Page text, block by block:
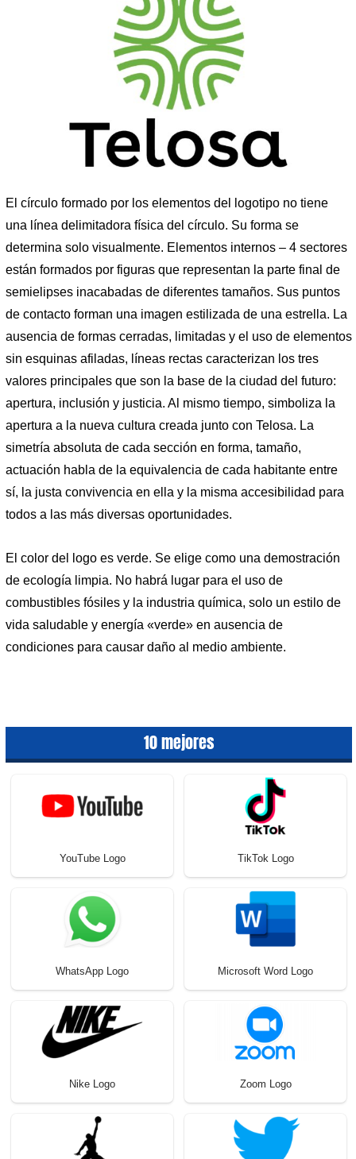
El círculo formado por los elementos del logotipo no tiene
una línea delimitadora física del círculo. Su forma se
determina solo visualmente. Elementos internos – 4 sectores
están formados por figuras que representan la parte final de
semielipses inacabadas de diferentes tamaños. Sus puntos
de contacto forman una imagen estilizada de una estrella. La
ausencia de formas cerradas, limitadas y el uso de elementos
sin esquinas afiladas, líneas rectas caracterizan los tres
valores principales que son la base de la ciudad del futuro:
apertura, inclusión y justicia. Al mismo tiempo, simboliza la
apertura a la nueva cultura creada junto con Telosa. La
simetría absoluta de cada sección en forma, tamaño,
actuación habla de la equivalencia de cada habitante entre
sí, la justa convivencia en ella y la misma accesibilidad para
todos a las más diversas oportunidades.
El color del logo es verde. Se elige como una demostración
de ecología limpia. No habrá lugar para el uso de
combustibles fósiles y la industria química, solo un estilo de
vida saludable y energía «verde» en ausencia de
condiciones para causar daño al medio ambiente.
10 mejores
YouTube Logo TikTok Logo
WhatsApp Logo Microsoft Word Logo
Nike Logo Zoom Logo